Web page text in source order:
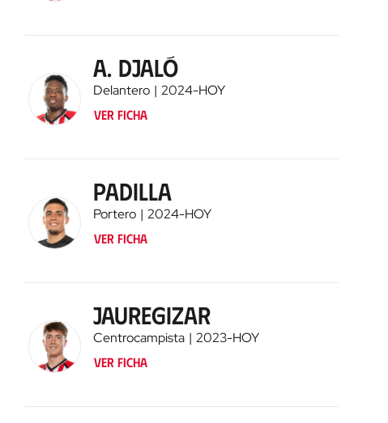
A. Djaló
Delantero 2024-HOY
Ver ficha
Padilla
Portero 2024-HOY
Ver ficha
Jauregizar
Centrocampista 2023-HOY
Ver ficha